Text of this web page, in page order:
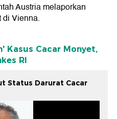
Austria melaporkan
di Vienna.
Kasus Cacar Monyet,
RI
Status Darurat Cacar